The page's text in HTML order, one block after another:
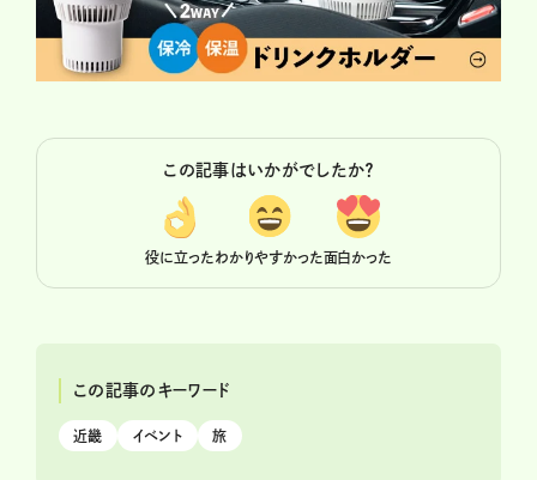
この記事はいかがでしたか？
役に立ったわかりやすかった面白かった
この記事のキーワード
近畿 イベント 旅